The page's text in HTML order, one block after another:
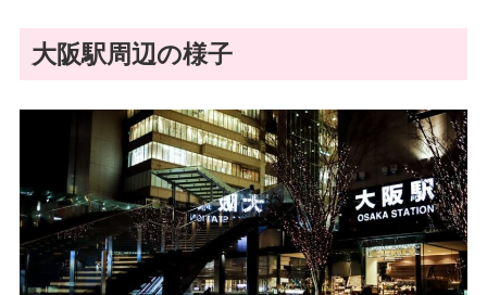
大阪駅周辺の様子